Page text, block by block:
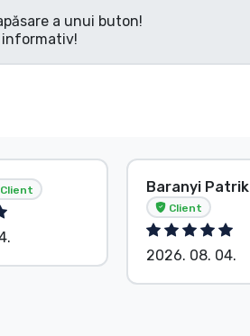
a unui buton!
informativ!
Client Baranyi Patrik
Client
2026. 08. 04.